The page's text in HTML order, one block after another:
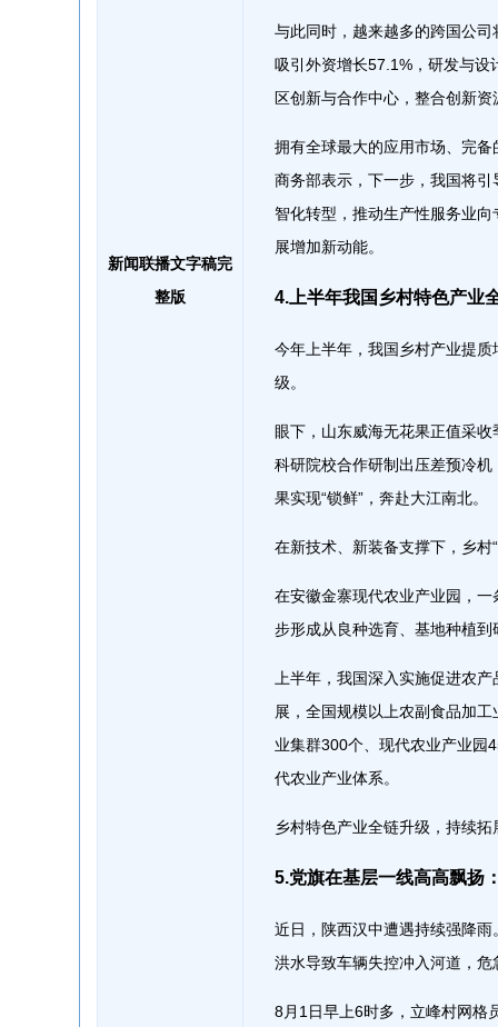
新闻联播文字稿完
整版
与此同时，越来越多的跨国公
吸引外资增长57.1%，研发与设
区创新与合作中心，整合创新
拥有全球最大的应用市场、完
商务部表示，下一步，我国将
智化转型，推动生产性服务业
展增加新动能。
4.上半年我国乡村特色产业
今年上半年，我国乡村产业提
级。
眼下，山东威海无花果正值采
科研院校合作研制出压差预冷
果实现“锁鲜”，奔赴大江南北。
在新技术、新装备支撑下，乡村
在安徽金寨现代农业产业园，
步形成从良种选育、基地种植
上半年，我国深入实施促进农
展，全国规模以上农副食品加
业集群300个、现代农业产业园
代农业产业体系。
乡村特色产业全链升级，持续
5.党旗在基层一线高高飘扬
近日，陕西汉中遭遇持续强降
洪水导致车辆失控冲入河道，
8月1日早上6时多，立峰村网格